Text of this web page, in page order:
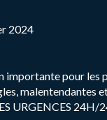
2024
importante pour les
malentendantes
URGENCES 24H/